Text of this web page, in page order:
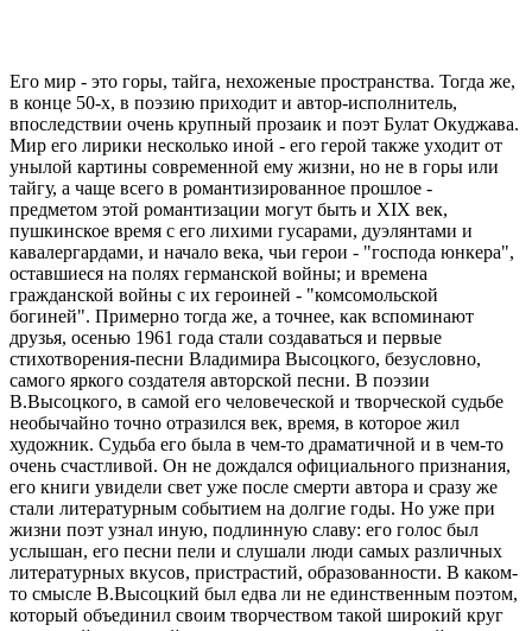
Его мир - это горы, тайга, нехоженые пространства. Тогда же,
в конце 50-х, в поэзию приходит и автор-исполнитель,
впоследствии очень крупный прозаик и поэт Булат Окуджава.
Мир его лирики несколько иной - его герой также уходит от
унылой картины современной ему жизни, но не в горы или
тайгу, а чаще всего в романтизированное прошлое -
предметом этой романтизации могут быть и XIX век,
пушкинское время с его лихими гусарами, дуэлянтами и
кавалергардами, и начало века, чьи герои - "господа юнкера",
оставшиеся на полях германской войны; и времена
гражданской войны с их героиней - "комсомольской
богиней". Примерно тогда же, а точнее, как вспоминают
друзья, осенью 1961 года стали создаваться и первые
стихотворения-песни Владимира Высоцкого, безусловно,
самого яркого создателя авторской песни. В поэзии
В.Высоцкого, в самой его человеческой и творческой судьбе
необычайно точно отразился век, время, в которое жил
художник. Судьба его была в чем-то драматичной и в чем-то
очень счастливой. Он не дождался официального признания,
его книги увидели свет уже после смерти автора и сразу же
стали литературным событием на долгие годы. Но уже при
жизни поэт узнал иную, подлинную славу: его голос был
услышан, его песни пели и слушали люди самых различных
литературных вкусов, пристрастий, образованности. В каком-
то смысле В.Высоцкий был едва ли не единственным поэтом,
который объединил своим творчеством такой широкий круг